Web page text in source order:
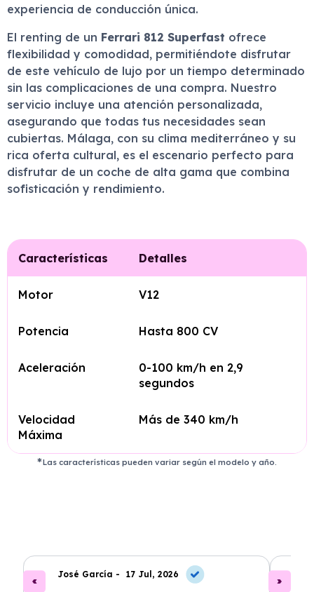
experiencia de conducción única.
El renting de un Ferrari 812 Superfast ofrece
flexibilidad y comodidad, permitiéndote disfrutar
de este vehículo de lujo por un tiempo determinado
sin las complicaciones de una compra. Nuestro
servicio incluye una atención personalizada,
asegurando que todas tus necesidades sean
cubiertas. Málaga, con su clima mediterráneo y su
rica oferta cultural, es el escenario perfecto para
disfrutar de un coche de alta gama que combina
sofisticación y rendimiento.
Características Detalles
Motor V12
Potencia Hasta 800 CV
Aceleración
0-100 km/h en 2,9
segundos
Velocidad
Máxima
Más de 340 km/h
Las características pueden variar según el modelo y año.
José García - 17 Jul, 2026